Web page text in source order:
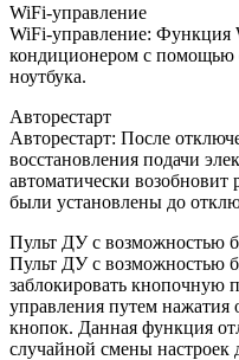
WiFi-управление
WiFi-управление: Функция
кондиционером с помощью
ноутбука.
Авторестарт
Авторестарт: После
восстановления подачи
автоматически возобновит
были установлены до
Пульт ДУ с возможностью
Пульт ДУ с возможностью
заблокировать кнопочную
управления путем
кнопок. Данная функция
случайной смены настроек